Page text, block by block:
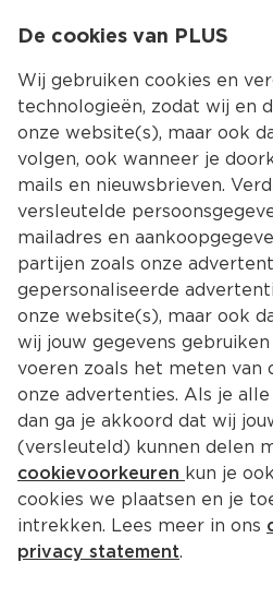
De cookies van PLUS
Wij gebruiken cookies en
technologieën, zodat wij en
onze website(s), maar ook
volgen, ook wanneer je
mails en nieuwsbrieven.
versleutelde
mailadres en
partijen zoals onze
gepersonaliseerde
onze website(s), maar ook
wij jouw gegevens
voeren zoals het meten van
onze advertenties. Als je
dan ga je akkoord dat wij
(versleuteld) kunnen delen
cookievoorkeuren kun je
cookies we plaatsen en je
intrekken. Lees meer in ons
privacy statement.